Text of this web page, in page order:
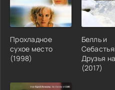
Прохладное
сухое место
(1998)
Белль и
Друзья
(2017)